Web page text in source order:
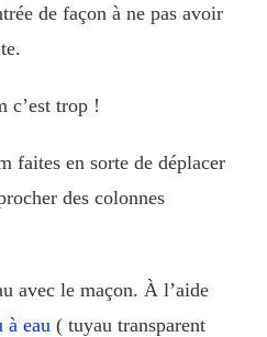
de façon à ne pas avoir
c’est trop !
faites en sorte de déplacer
des colonnes
avec le maçon. À l’aide
à eau ( tuyau transparent